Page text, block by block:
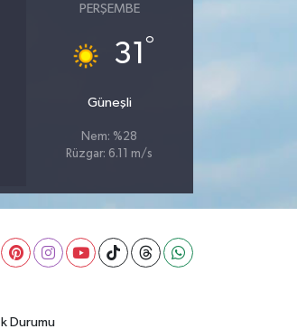
PERŞEMBE
31 °
Güneşli
Nem: %28
Rüzgar: 6.11 m/s
Durumu